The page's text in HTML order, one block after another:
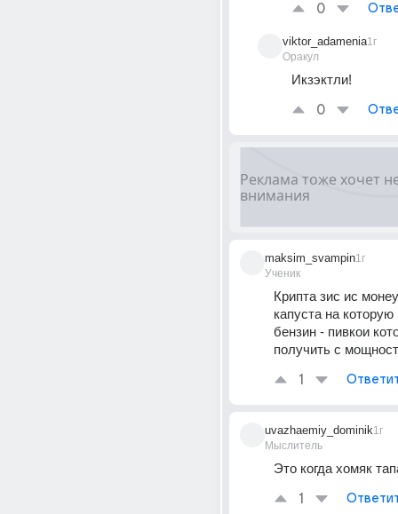
0
viktor_adamenia
Оракул
1г
Икзэктли!
0
maksim_svampin
Ученик
1г
Крипта зис ис
капуста на
бензин - пивкои
получить с
1
uvazhaemiy_dominik
Мыслитель
1г
Это когда хомяк
1